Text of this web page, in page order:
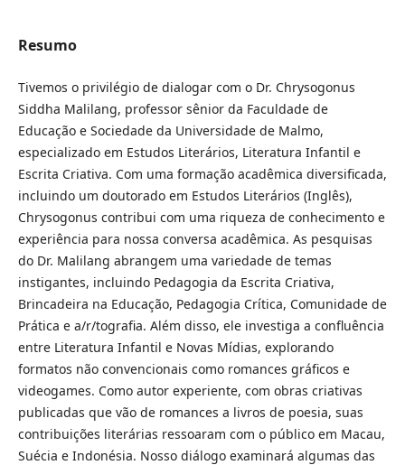
Resumo
Tivemos o privilégio de dialogar com o Dr. Chrysogonus
Siddha Malilang, professor sênior da Faculdade de
Educação e Sociedade da Universidade de Malmo,
especializado em Estudos Literários, Literatura Infantil e
Escrita Criativa. Com uma formação acadêmica diversificada,
incluindo um doutorado em Estudos Literários (Inglês),
Chrysogonus contribui com uma riqueza de conhecimento e
experiência para nossa conversa acadêmica. As pesquisas
do Dr. Malilang abrangem uma variedade de temas
instigantes, incluindo Pedagogia da Escrita Criativa,
Brincadeira na Educação, Pedagogia Crítica, Comunidade de
Prática e a/r/tografia. Além disso, ele investiga a confluência
entre Literatura Infantil e Novas Mídias, explorando
formatos não convencionais como romances gráficos e
videogames. Como autor experiente, com obras criativas
publicadas que vão de romances a livros de poesia, suas
contribuições literárias ressoaram com o público em Macau,
Suécia e Indonésia. Nosso diálogo examinará algumas das